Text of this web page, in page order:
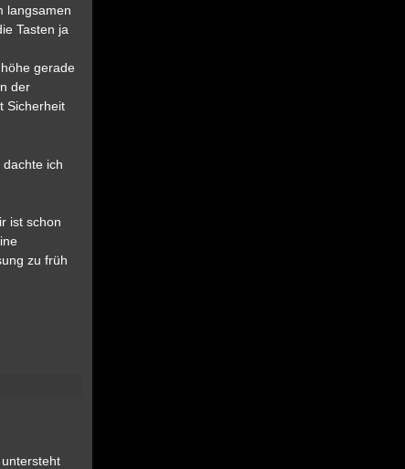
langsamen
Tasten ja
gerade
der
Sicherheit
ich
ist schon
zu früh